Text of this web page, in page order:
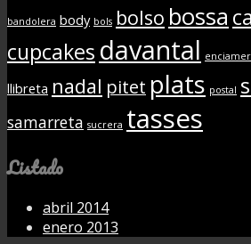
bandolera body bols bolso bossa
cupcakes davantal
llibreta nadal pitet plats postal
samarreta sucrera tasses
Listado
abril 2014
enero 2013